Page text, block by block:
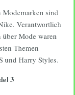
sind
Verantwortlich
Mode waren
Themen
und Harry Styles.
3